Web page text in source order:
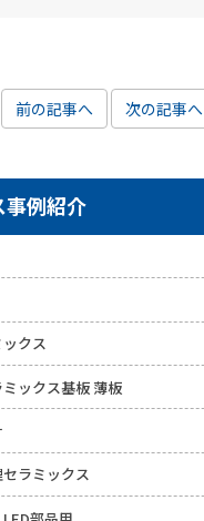
前の記事へ 次の記事へ
事例紹介
クス
ックス基板 薄板
ラミックス